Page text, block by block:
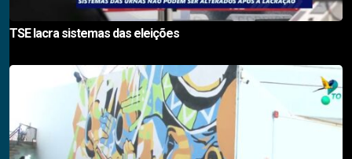
TSE lacra sistemas das eleições